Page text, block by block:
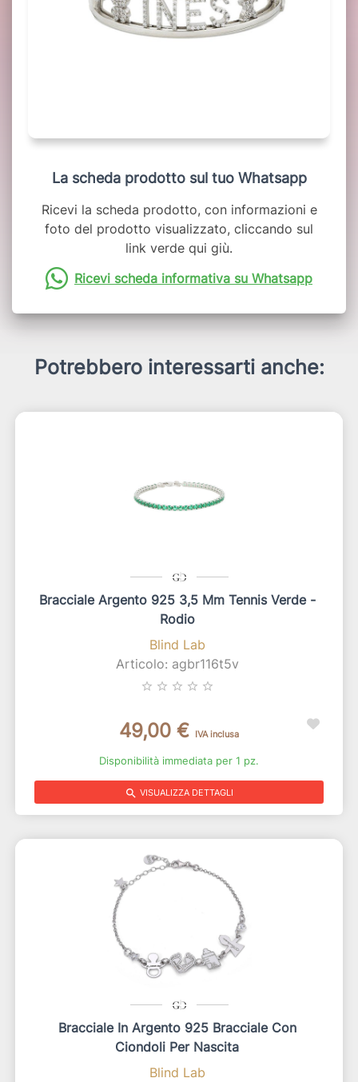
La scheda prodotto sul tuo Whatsapp
Ricevi la scheda prodotto, con informazioni e
foto del prodotto visualizzato, cliccando sul
link verde qui giù.
Ricevi scheda informativa su Whatsapp
Potrebbero interessarti anche:
Bracciale Argento 925 3,5 Mm Tennis Verde -
Rodio
Blind Lab
Articolo: agbr116t5v
star_border star_border star_border star_border star_border
49,00 € IVA inclusa
Disponibilità immediata per 1 pz.
search VISUALIZZA DETTAGLI
Bracciale In Argento 925 Bracciale Con
Ciondoli Per Nascita
Blind Lab